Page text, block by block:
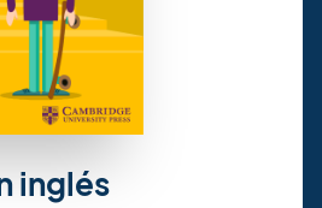
inglés